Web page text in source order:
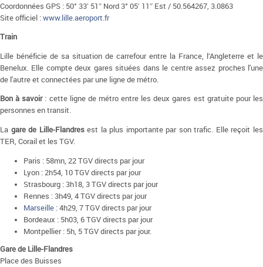
Coordonnées GPS : 50° 33′ 51″ Nord 3° 05′ 11″ Est / 50.564267, 3.0863
Site officiel :www.lille.aeroport.fr
Train
Lille bénéficie de sa situation de carrefour entre la France, l’Angleterre et le
Benelux. Elle compte deux gares situées dans le centre assez proches l'une
de l'autre et connectées par une ligne de métro.
Bon à savoir: cette ligne de métro entre les deux gares est gratuite pour les
personnes en transit.
La gare de Lille-Flandresest la plus importante par son trafic. Elle reçoit les
TER, Corail et les TGV.
Paris : 58mn, 22 TGV directs par jour
Lyon : 2h54, 10 TGV directs par jour
Strasbourg : 3h18, 3 TGV directs par jour
Rennes : 3h49, 4 TGV directs par jour
Marseille : 4h29, 7 TGV directs par jour
Bordeaux : 5h03, 6 TGV directs par jour
Montpellier : 5h, 5 TGV directs par jour.
Gare de Lille-Flandres
Place des Buisses